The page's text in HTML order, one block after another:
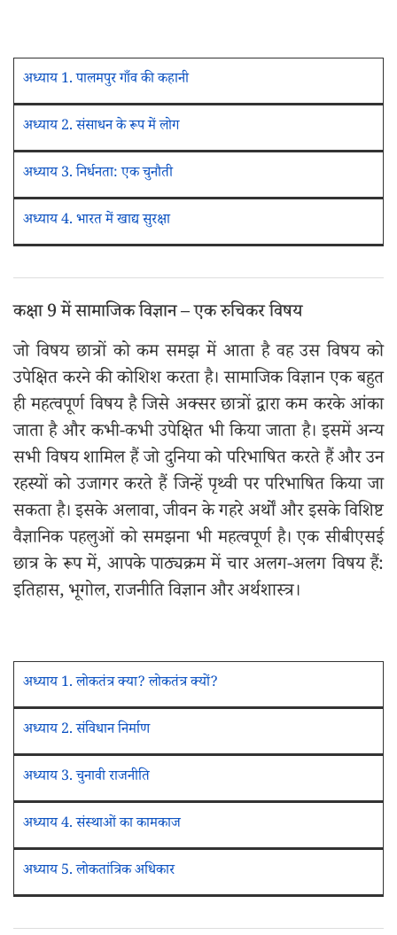
अध्याय 1. पालमपुर गाँव की कहानी
अध्याय 2. संसाधन के रूप में लोग
अध्याय 3. निर्धनता: एक चुनौती
अध्याय 4. भारत में खाद्य सुरक्षा
कक्षा 9 में सामाजिक विज्ञान – एक रुचिकर विषय
जो विषय छात्रों को कम समझ में आता है वह उस विषय को
उपेक्षित करने की कोशिश करता है। सामाजिक विज्ञान एक बहुत
ही महत्वपूर्ण विषय है जिसे अक्सर छात्रों द्वारा कम करके आंका
जाता है और कभी-कभी उपेक्षित भी किया जाता है। इसमें अन्य
सभी विषय शामिल हैं जो दुनिया को परिभाषित करते हैं और उन
रहस्यों को उजागर करते हैं जिन्हें पृथ्वी पर परिभाषित किया जा
सकता है। इसके अलावा, जीवन के गहरे अर्थों और इसके विशिष्ट
वैज्ञानिक पहलुओं को समझना भी महत्वपूर्ण है। एक सीबीएसई
छात्र के रूप में, आपके पाठ्यक्रम में चार अलग-अलग विषय हैं:
इतिहास, भूगोल, राजनीति विज्ञान और अर्थशास्त्र।
अध्याय 1. लोकतंत्र क्या? लोकतंत्र क्यों?
अध्याय 2. संविधान निर्माण
अध्याय 3. चुनावी राजनीति
अध्याय 4. संस्थाओं का कामकाज
अध्याय 5. लोकतांत्रिक अधिकार